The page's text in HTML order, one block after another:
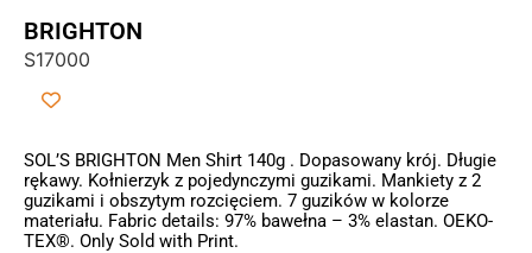
BRIGHTON
S17000
SOL’S BRIGHTON Men Shirt 140g . Dopasowany krój. Długie
rękawy. Kołnierzyk z pojedynczymi guzikami. Mankiety z 2
guzikami i obszytym rozcięciem. 7 guzików w kolorze
materiału. Fabric details: 97% bawełna – 3% elastan. OEKO-
TEX®. Only Sold with Print.